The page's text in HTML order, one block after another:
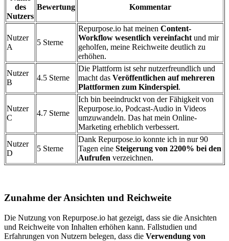
des
Nutzers
Bewertung Kommentar
Nutzer
A
5 Sterne
Repurpose.io hat meinen Content-
Workflow wesentlich vereinfacht und mir
geholfen, meine Reichweite deutlich zu
erhöhen.
Nutzer
B
4.5 Sterne
Die Plattform ist sehr nutzerfreundlich und
macht das Veröffentlichen auf mehreren
Plattformen zum Kinderspiel.
Nutzer
C
4.7 Sterne
Ich bin beeindruckt von der Fähigkeit von
Repurpose.io, Podcast-Audio in Videos
umzuwandeln. Das hat mein Online-
Marketing erheblich verbessert.
Nutzer
D
5 Sterne
Dank Repurpose.io konnte ich in nur 90
Tagen eine Steigerung von 2200% bei den
Aufrufen verzeichnen.
Zunahme der Ansichten und Reichweite
Die Nutzung von Repurpose.io hat gezeigt, dass sie die Ansichten
und Reichweite von Inhalten erhöhen kann. Fallstudien und
Erfahrungen von Nutzern belegen, dass die Verwendung von